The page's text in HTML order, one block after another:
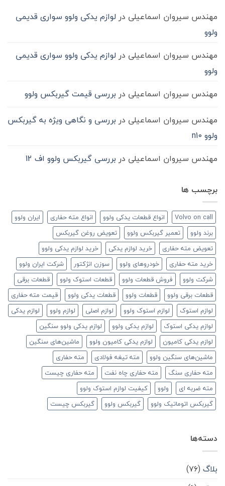
مهندس سیروان اسماعیلی در لوازم یدکی ولوو سواری قدیمی
ولوو
مهندس سیروان اسماعیلی در لوازم یدکی ولوو سواری قدیمی
ولوو
مهندس سیروان اسماعیلی در بررسی قیمت گیربکس ولوو
مهندس سیروان اسماعیلی در بررسی و نگاهی ویژه به گیربکس
ولوو n10
مهندس سیروان اسماعیلی در بررسی گیربکس ولوو اف 12
برچسب ها
Volvo on call انواع قطعات یدکی ولوو انواع مته حفاری
ایران ولوو
برند ولوو
تعمیر گیربکس ولوو
تعویض روغن گیربکس
تعویض مته حفاری
خرید لوازم یدکی
خرید لوازم یدکی ولوو
خرید مته حفاری
خودروهای ولوو سوزن انژکتور
شرکت ایران ولوو
شرکت ولوو
فروش قطعات ولوو قطعات استوک ولوو
قطعات برقی
قطعات برقی ولوو
قطعات ولوو قطعات یدکی ولوو
قیمت مته حفاری
لوازم استوک
لوازم استوک ولوو لوازم اصلی لوازم ولوو
لوازم یدکی
لوازم یدکی استوک
لوازم یدکی ولوو
لوازم یدکی ولوو سنگین
لوازم یدکی کامیون
لوازم یدکی کامیون ولوو
ماشین‌های سنگین
ماشین‌های سنگین ولوو
مته تیغه فولادی
مته حفاری
مته حفاری سنگ
مته حفاری چاه نفت
مته حفاری چیست
مته ضربه ای
ولوو
کیفیت لوازم استوک ولوو
گیربکس اتوماتیک ولوو
گیربکس ولوو گیربکس چیست
دسته‌ها
بلاگ (۷۶)